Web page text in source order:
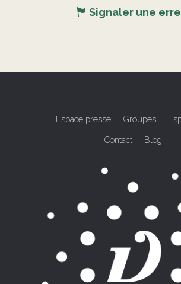
Signaler une
Espace presse Groupes
Contact Blog